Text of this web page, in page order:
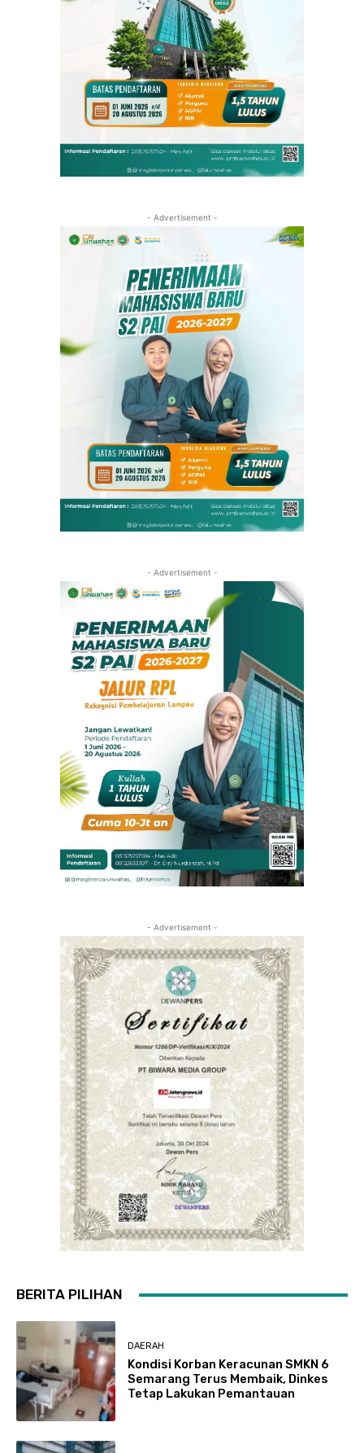
- Advertisement -
- Advertisement -
- Advertisement -
BERITA PILIHAN
DAERAH
Kondisi Korban Keracunan SMKN 6
Semarang Terus Membaik, Dinkes
Tetap Lakukan Pemantauan